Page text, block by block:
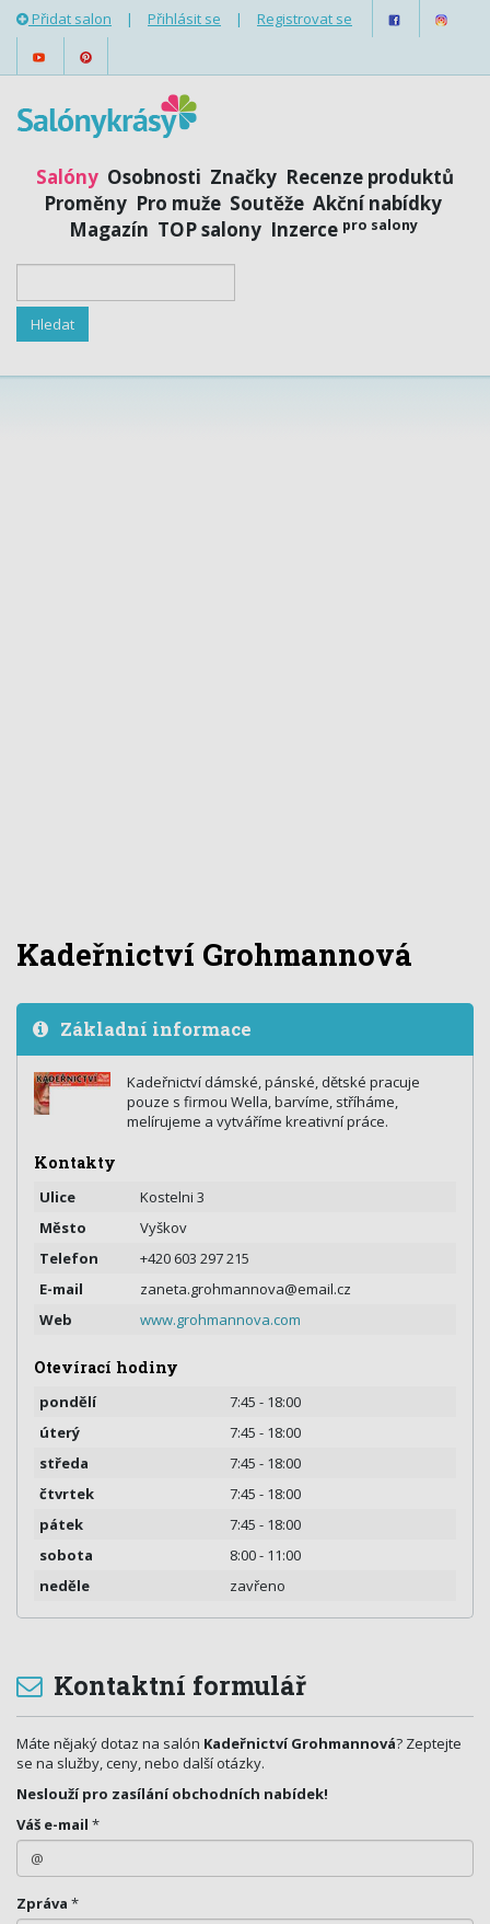
Přidat salon | Přihlásit se | Registrovat se
Salóny Osobnosti Značky Recenze produktů
Proměny Pro muže Soutěže Akční nabídky
Magazín TOP salony Inzerce pro salony
Kadeřnictví Grohmannová
Základní informace
Kadeřnictví dámské, pánské, dětské pracuje
pouze s firmou Wella, barvíme, stříháme,
melírujeme a vytváříme kreativní práce.
Kontakty
Ulice
Kostelni 3
Město
Vyškov
Telefon
+420 603 297 215
E-mail
zaneta.grohmannova@email.cz
Web
www.grohmannova.com
Otevírací hodiny
pondělí
7:45 - 18:00
úterý
7:45 - 18:00
středa
7:45 - 18:00
čtvrtek
7:45 - 18:00
pátek
7:45 - 18:00
sobota
8:00 - 11:00
neděle
zavřeno
Kontaktní formulář
Máte nějaký dotaz na salón Kadeřnictví Grohmannová? Zeptejte
se na služby, ceny, nebo další otázky.
Neslouží pro zasílání obchodních nabídek!
Váš e-mail *
Zpráva *